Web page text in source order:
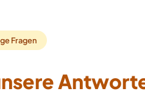
Fragen